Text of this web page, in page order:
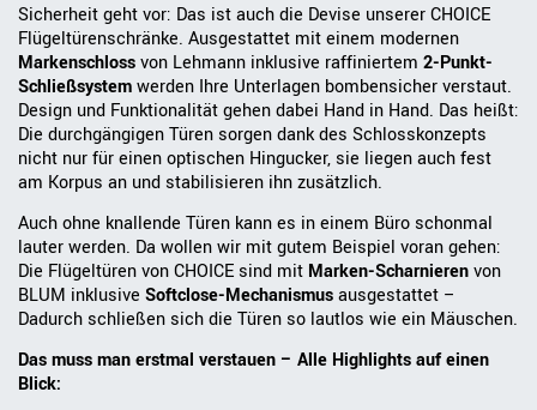
Sicherheit geht vor: Das ist auch die Devise unserer CHOICE
Flügeltürenschränke. Ausgestattet mit einem modernen
Markenschlossvon Lehmann inklusive raffiniertem 2-Punkt-
Schließsystemwerden Ihre Unterlagen bombensicher verstaut.
Design und Funktionalität gehen dabei Hand in Hand. Das heißt:
Die durchgängigen Türen sorgen dank des Schlosskonzepts
nicht nur für einen optischen Hingucker, sie liegen auch fest
am Korpus an und stabilisieren ihn zusätzlich.
Auch ohne knallende Türen kann es in einem Büro schonmal
lauter werden. Da wollen wir mit gutem Beispiel voran gehen:
Die Flügeltüren von CHOICE sind mit Marken-Scharnierenvon
BLUM inklusive Softclose-Mechanismusausgestattet –
Dadurch schließen sich die Türen so lautlos wie ein Mäuschen.
Das muss man erstmal verstauen – Alle Highlights auf einen
Blick: